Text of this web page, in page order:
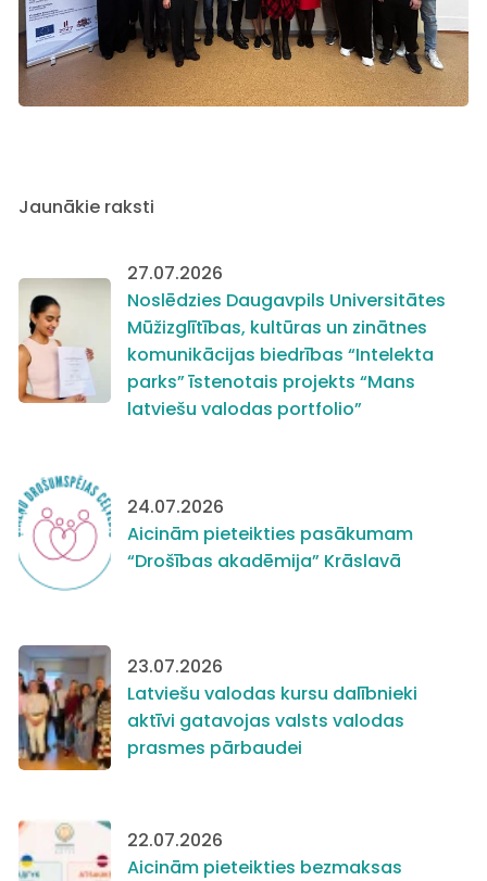
Jaunākie raksti
27.07.2026
Noslēdzies Daugavpils Universitātes
Mūžizglītības, kultūras un zinātnes
komunikācijas biedrības “Intelekta
parks” īstenotais projekts “Mans
latviešu valodas portfolio”
24.07.2026
Aicinām pieteikties pasākumam
“Drošības akadēmija” Krāslavā
23.07.2026
Latviešu valodas kursu dalībnieki
aktīvi gatavojas valsts valodas
prasmes pārbaudei
22.07.2026
Aicinām pieteikties bezmaksas